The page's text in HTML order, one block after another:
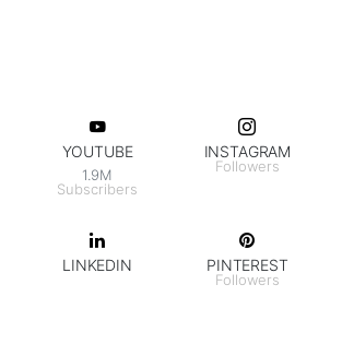
YOUTUBE
1.9M
Subscribers
INSTAGRAM
Followers
LINKEDIN PINTEREST
Followers